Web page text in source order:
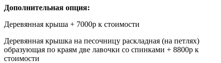
Дополнительная опция:
Деревянная крыша + 7000р к стоимости
Деревянная крышка на песочницу раскладная (на петлях)
образующая по краям две лавочки со спинками + 8800р к
стоимости